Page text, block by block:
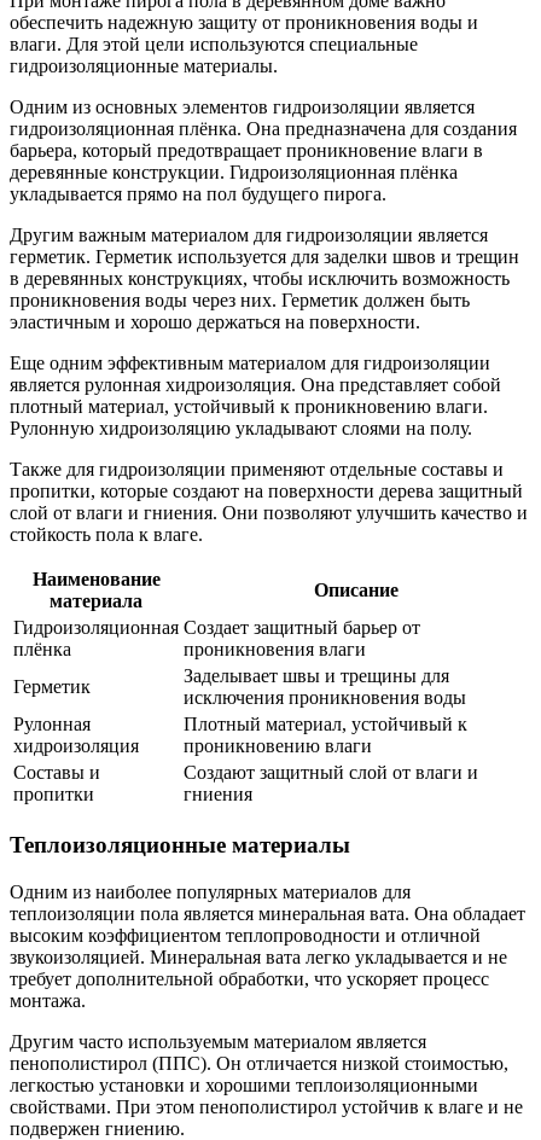
обеспечить надежную защиту от проникновения воды и
влаги. Для этой цели используются специальные
гидроизоляционные материалы.
Одним из основных элементов гидроизоляции является
гидроизоляционная плёнка. Она предназначена для создания
барьера, который предотвращает проникновение влаги в
деревянные конструкции. Гидроизоляционная плёнка
укладывается прямо на пол будущего пирога.
Другим важным материалом для гидроизоляции является
герметик. Герметик используется для заделки швов и трещин
в деревянных конструкциях, чтобы исключить возможность
проникновения воды через них. Герметик должен быть
эластичным и хорошо держаться на поверхности.
Еще одним эффективным материалом для гидроизоляции
является рулонная хидроизоляция. Она представляет собой
плотный материал, устойчивый к проникновению влаги.
Рулонную хидроизоляцию укладывают слоями на полу.
Также для гидроизоляции применяют отдельные составы и
пропитки, которые создают на поверхности дерева защитный
слой от влаги и гниения. Они позволяют улучшить качество и
стойкость пола к влаге.
Наименование
материала
Описание
Гидроизоляционная
плёнка
Создает защитный барьер от
проникновения влаги
Герметик
Заделывает швы и трещины для
исключения проникновения воды
Рулонная
хидроизоляция
Плотный материал, устойчивый к
проникновению влаги
Составы и
пропитки
Создают защитный слой от влаги и
гниения
Теплоизоляционные материалы
Одним из наиболее популярных материалов для
теплоизоляции пола является минеральная вата. Она обладает
высоким коэффициентом теплопроводности и отличной
звукоизоляцией. Минеральная вата легко укладывается и не
требует дополнительной обработки, что ускоряет процесс
монтажа.
Другим часто используемым материалом является
пенополистирол (ППС). Он отличается низкой стоимостью,
легкостью установки и хорошими теплоизоляционными
свойствами. При этом пенополистирол устойчив к влаге и не
подвержен гниению.